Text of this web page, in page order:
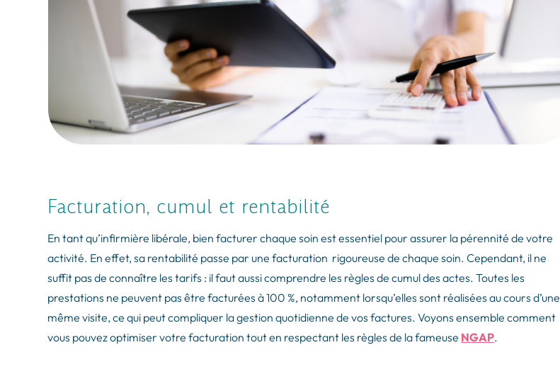
Facturation, cumul et rentabilité
En tant qu’infirmière libérale, bien facturer chaque soin est essentiel pour assurer la pérennité de votre
activité. En effet, sa rentabilité passe par une facturation rigoureuse de chaque soin. Cependant, il ne
suffit pas de connaître les tarifs : il faut aussi comprendre les règles de cumul des actes. Toutes les
prestations ne peuvent pas être facturées à 100 %, notamment lorsqu’elles sont réalisées au cours d’une
même visite, ce qui peut compliquer la gestion quotidienne de vos factures. Voyons ensemble comment
vous pouvez optimiser votre facturation tout en respectant les règles de la fameuse NGAP.